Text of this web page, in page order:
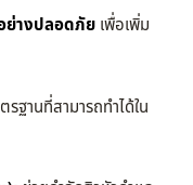
ย่างปลอดภัย เพื่อเพิ่ม
ฐานที่สามารถทำได้ใน